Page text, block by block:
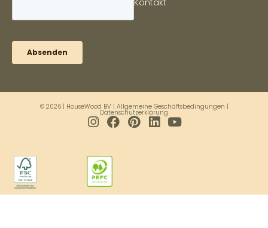
© 2026 | HouseWood BV | Allgemeine Geschäftsbedingungen |
Datenschutzerklärung